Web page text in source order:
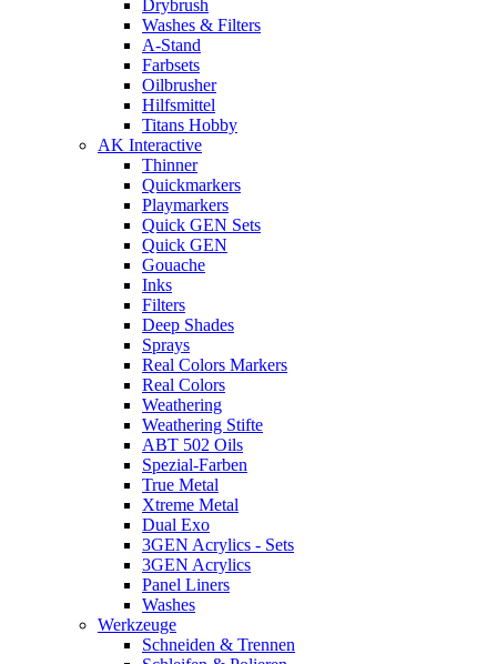
Drybrush
Washes & Filters
A-Stand
Farbsets
Oilbrusher
Hilfsmittel
Titans Hobby
AK Interactive
Thinner
Quickmarkers
Playmarkers
Quick GEN Sets
Quick GEN
Gouache
Inks
Filters
Deep Shades
Sprays
Real Colors Markers
Real Colors
Weathering
Weathering Stifte
ABT 502 Oils
Spezial-Farben
True Metal
Xtreme Metal
Dual Exo
3GEN Acrylics - Sets
3GEN Acrylics
Panel Liners
Washes
Werkzeuge
Schneiden & Trennen